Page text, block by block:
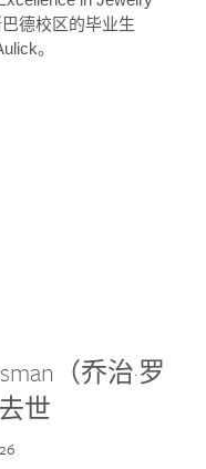
德校区的毕业生
。
（乔治·罗
世